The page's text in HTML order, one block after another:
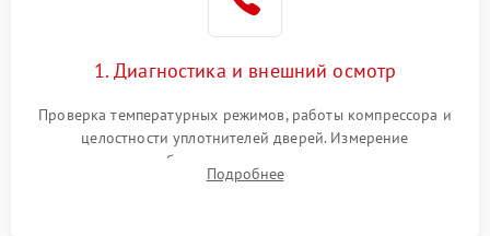
работе
2000 ₽ Подробнее →
1000 ₽
1. Диагностика и внешний осмотр
Проверка температурных режимов, работы компрессора и
целостности уплотнителей дверей. Измерение
сопротивления обмоток мотора, проверка термостата и
считывание кодов ошибок с электронного дисплея.
Подробнее